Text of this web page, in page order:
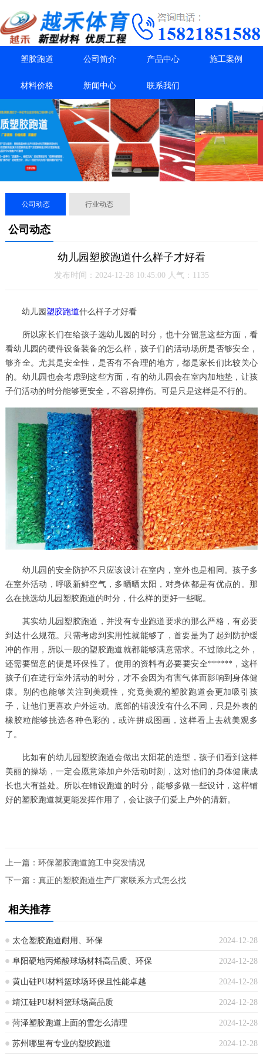
塑胶跑道 公司简介 产品中心 施工案例
材料价格 新闻中心 联系我们
公司动态 行业动态
公司动态
幼儿园塑胶跑道什么样子才好看
发布时间：2024-12-28 10:45:00 人气：1135
幼儿园 塑胶跑道什么样子才好看
所以家长们在给孩子选幼儿园的时分，也十分留意这些方面，看
看幼儿园的硬件设备装备的怎么样，孩子们的活动场所是否够安全，
够齐全。尤其是安全性，是否有不合理的地方，都是家长们比较关心
的。幼儿园也会考虑到这些方面，有的幼儿园会在室内加地垫，让孩
子们活动的时分能够更安全，不容易摔伤。可是只是这样是不行的。
幼儿园的安全防护不只应该设计在室内，室外也是相同。孩子多
在室外活动，呼吸新鲜空气，多晒晒太阳，对身体都是有优点的。那
么在挑选幼儿园塑胶跑道的时分，什么样的更好一些呢。
其实幼儿园塑胶跑道，并没有专业跑道要求的那么严格，有必要
到达什么规范。只需考虑到实用性就能够了，首要是为了起到防护缓
冲的作用，所以一般的塑胶跑道就都能够满意需求。不过除此之外，
还需要留意的便是环保性了。使用的资料有必要要安全******，这样
孩子们在进行室外活动的时分，才不会因为有害气体而影响到身体健
康。别的也能够关注到美观性，究竟美观的塑胶跑道会更加吸引孩
子，让他们更喜欢户外运动。底部的铺设没有什么不同，只是外表的
橡胶粒能够挑选各种色彩的，或许拼成图画，这样看上去就美观多
了。
比如有的幼儿园塑胶跑道会做出太阳花的造型，孩子们看到这样
美丽的操场，一定会愿意添加户外活动时刻，这对他们的身体健康成
长也大有益处。所以在铺设跑道的时分，能够多做一些设计，这样铺
好的塑胶跑道就更能发挥作用了，会让孩子们爱上户外的清新。
上一篇： 环保塑胶跑道施工中突发情况
下一篇： 真正的塑胶跑道生产厂家联系方式怎么找
相关推荐
2024-12-28
太仓塑胶跑道耐用、环保
2024-12-28
阜阳硬地丙烯酸球场材料高品质、环保
2024-12-28
黄山硅PU材料篮球场环保且性能卓越
2024-12-28
靖江硅PU材料篮球场高品质
2024-12-28
菏泽塑胶跑道上面的雪怎么清理
2024-12-28
苏州哪里有专业的塑胶跑道